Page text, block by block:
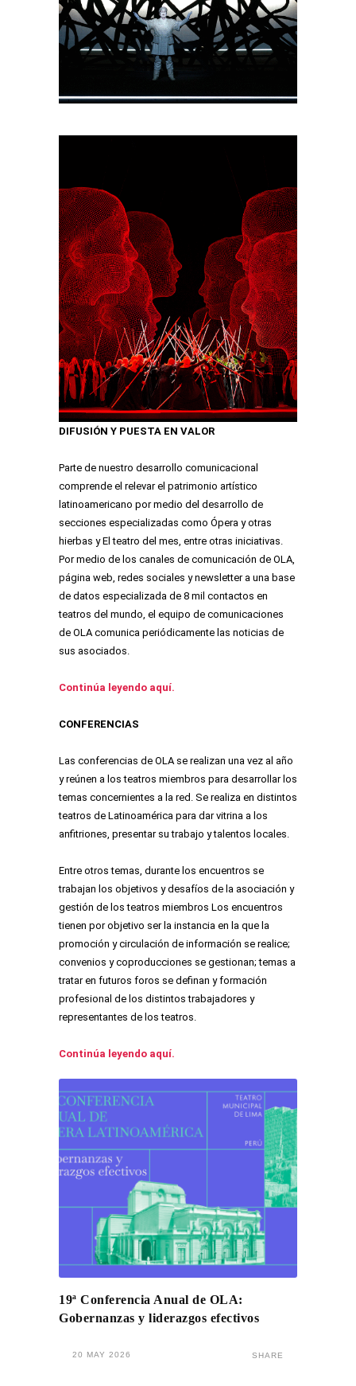
DIFUSIÓN Y PUESTA EN VALOR
Parte de nuestro desarrollo comunicacional
comprende el relevar el patrimonio artístico
latinoamericano por medio del desarrollo de
secciones especializadas como Ópera y otras
hierbas y El teatro del mes, entre otras iniciativas.
Por medio de los canales de comunicación de OLA,
página web, redes sociales y newsletter a una base
de datos especializada de 8 mil contactos en
teatros del mundo, el equipo de comunicaciones
de OLA comunica periódicamente las noticias de
sus asociados.
Continúa leyendo aquí.
CONFERENCIAS
Las conferencias de OLA se realizan una vez al año
y reúnen a los teatros miembros para desarrollar los
temas concernientes a la red. Se realiza en distintos
teatros de Latinoamérica para dar vitrina a los
anfitriones, presentar su trabajo y talentos locales.
Entre otros temas, durante los encuentros se
trabajan los objetivos y desafíos de la asociación y
gestión de los teatros miembros Los encuentros
tienen por objetivo ser la instancia en la que la
promoción y circulación de información se realice;
convenios y coproducciones se gestionan; temas a
tratar en futuros foros se definan y formación
profesional de los distintos trabajadores y
representantes de los teatros.
Continúa leyendo aquí.
19ª Conferencia Anual de OLA:
Gobernanzas y liderazgos efectivos
20 MAY 2026 SHARE